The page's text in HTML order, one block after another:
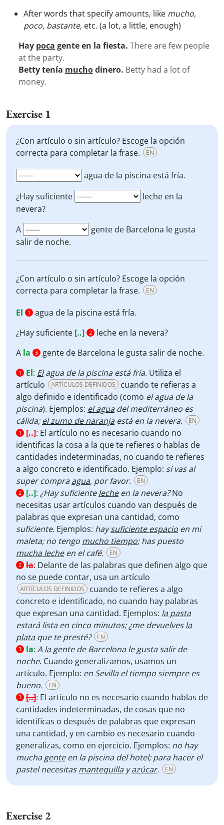
After words that specify amounts, like mucho,
poco, bastante, etc. (a lot, a little, enough)
Hay poca gente en la fiesta. There are few people
at the party.
Betty tenía muchodinero. Betty had a lot of
money.
Exercise 1
¿Con artículo o sin artículo? Escoge la opción
correcta para completar la frase.
EN
agua de la piscina está fría.
¿Hay suficiente
leche en la
nevera?
A
gente de Barcelona le gusta
salir de noche.
¿Con artículo o sin artículo? Escoge la opción
correcta para completar la frase.
EN
El 1
agua de la piscina está fría.
¿Hay suficiente [..] 2
leche en la nevera?
A la 3 gente de Barcelona le gusta salir de noche.
1 El: Elagua de la piscina está fría. Utiliza el
artículo
ARTÍCULOS DEFINIDOS
cuando te refieras a
algo definido e identificado (como el agua de la
piscina). Ejemplos: el aguadel mediterráneo es
cálida;el zumo de naranjaestá en la nevera. EN
1 [..]: El artículo no es necesario cuando no
identificas la cosa a la que te refieres o hablas de
cantidades indeterminadas, no cuando te refieres
a algo concreto e identificado. Ejemplo: si vas al
super compraagua, por favor. EN
2 [..]: ¿Hay suficientelecheen la nevera?No
necesitas usar artículos cuando van después de
palabras que expresan una cantidad, como
suficiente. Ejemplos: haysuficiente espacio en mi
maleta; no tengo mucho tiempo; has puesto
mucha lecheen el café. EN
2 la: Delante de las palabras que definen algo que
no se puede contar, usa un artículo
ARTÍCULOS DEFINIDOS
cuando te refieres a algo
concreto e identificado, no cuando hay palabras
que expresan una cantidad. Ejemplos: la pasta
estará lista en cinco minutos; ¿me devuelvesla
plataque te presté? EN
3 la: A lagente de Barcelona le gusta salir de
noche. Cuando generalizamos, usamos un
artículo. Ejemplo: en Sevillael tiempo siempre es
bueno.
EN
3 [..]: El artículo no es necesario cuando hablas de
cantidades indeterminadas, de cosas que no
identificas o después de palabras que expresan
una cantidad, y en cambio es necesario cuando
generalizas, como en ejercicio. Ejemplos: no hay
muchagenteen la piscina del hotel; para hacer el
pastel necesitasmantequillayazúcar. EN
Exercise 2